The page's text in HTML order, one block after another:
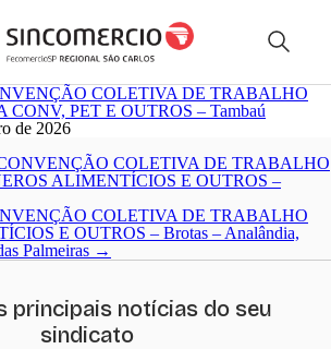
COLETIVA DE TRABALHO
CONV, PET E OUTROS – Tambaú
de 2026
COLETIVA DE TRABALHO
ALIMENTÍCIOS E OUTROS –
COLETIVA DE TRABALHO
E OUTROS – Brotas – Analândia,
Palmeiras →
principais notícias do seu
sindicato